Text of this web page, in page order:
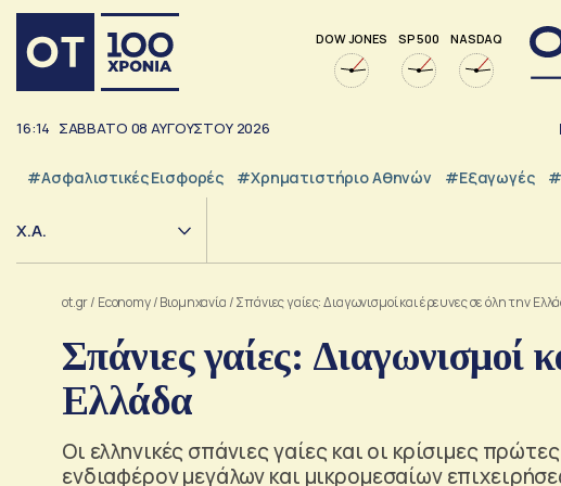
DOW JONES SP 500 NASDAQ
16:14 ΣΑΒΒΑΤΟ 08 ΑΥΓΟΥΣΤΟΥ 2026
#Ασφαλιστικές Εισφορές #Χρηματιστήριο Αθηνών #εξαγωγές
Χ.Α.
ot.gr/ Economy/Βιομηχανία /Σπάνιες γαίες: Διαγωνισμοί και έρευνες σε όλη την
Σπάνιες γαίες: Διαγωνισμοί
Ελλάδα
Οι ελληνικές σπάνιες γαίες και οι κρίσιμες
ενδιαφέρον μεγάλων και μικρομεσαίων